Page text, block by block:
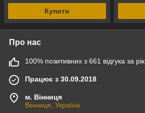
Купити
Про нас
100% позитивних з 661 відгука за рік
Працює з 30.09.2018
м. Вінниця
Вінниця, Україна